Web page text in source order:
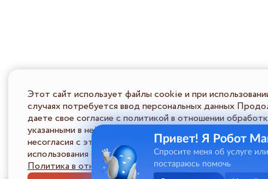
Этот сайт использует файлы cookie и при
случаях потребуется ввод персональных данных
даете свое согласие с политикой в отношении
указанными в ней условиями обработки персональной
несогласия с этими условиями Пользователь должен
использования сайта.
Политика в отношении обработки ПД
Привет! Я Робот
Спросите меня об услуге
постараюсь помочь